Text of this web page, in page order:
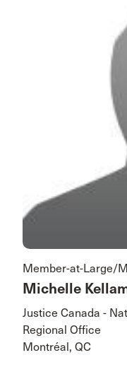
Member-at-Large/
Michelle
Justice Canada -
Regional Office
Montréal, QC